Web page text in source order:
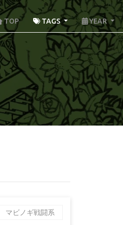
TOP TAGS YEAR
マビノギ戦闘系